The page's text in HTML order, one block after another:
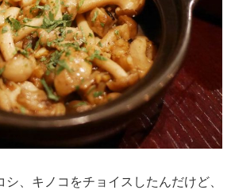
、キノコをチョイスしたんだけど、